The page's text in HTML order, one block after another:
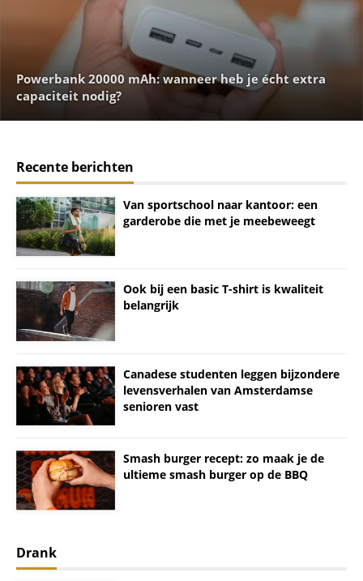
Powerbank 20000 mAh: wanneer heb je écht extra
capaciteit nodig?
Recente berichten
Van sportschool naar kantoor: een
garderobe die met je meebeweegt
Ook bij een basic T-shirt is kwaliteit
belangrijk
Canadese studenten leggen bijzondere
levensverhalen van Amsterdamse
senioren vast
Smash burger recept: zo maak je de
ultieme smash burger op de BBQ
Drank